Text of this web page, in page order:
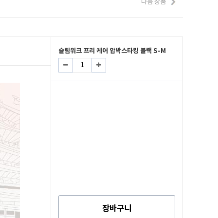
다음 상품
슬림워크 프리 케어 압박스타킹 블랙 S-M
장바구니